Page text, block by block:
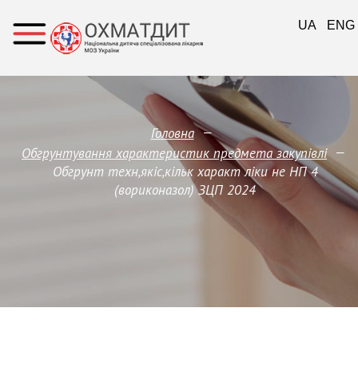
Головна —
Обгрунтування характеристик предмета закупівлi —
Обгрунт техн,якіс,кільк характ ліки не НП 4
(вориконазол) ЗЦП 2024
UA ENG